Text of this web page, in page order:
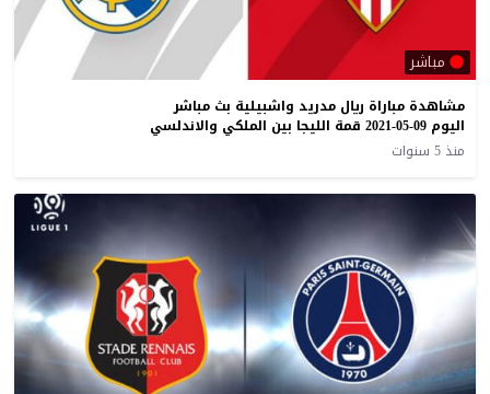
مباشر
مشاهدة مباراة ريال مدريد واشبيلية بث مباشر
اليوم 09-05-2021 قمة الليجا بين الملكي والاندلسي
منذ 5 سنوات